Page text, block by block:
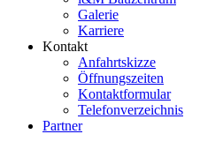
Galerie
Karriere
Kontakt
Anfahrtskizze
Öffnungszeiten
Kontaktformular
Telefonverzeichnis
Partner